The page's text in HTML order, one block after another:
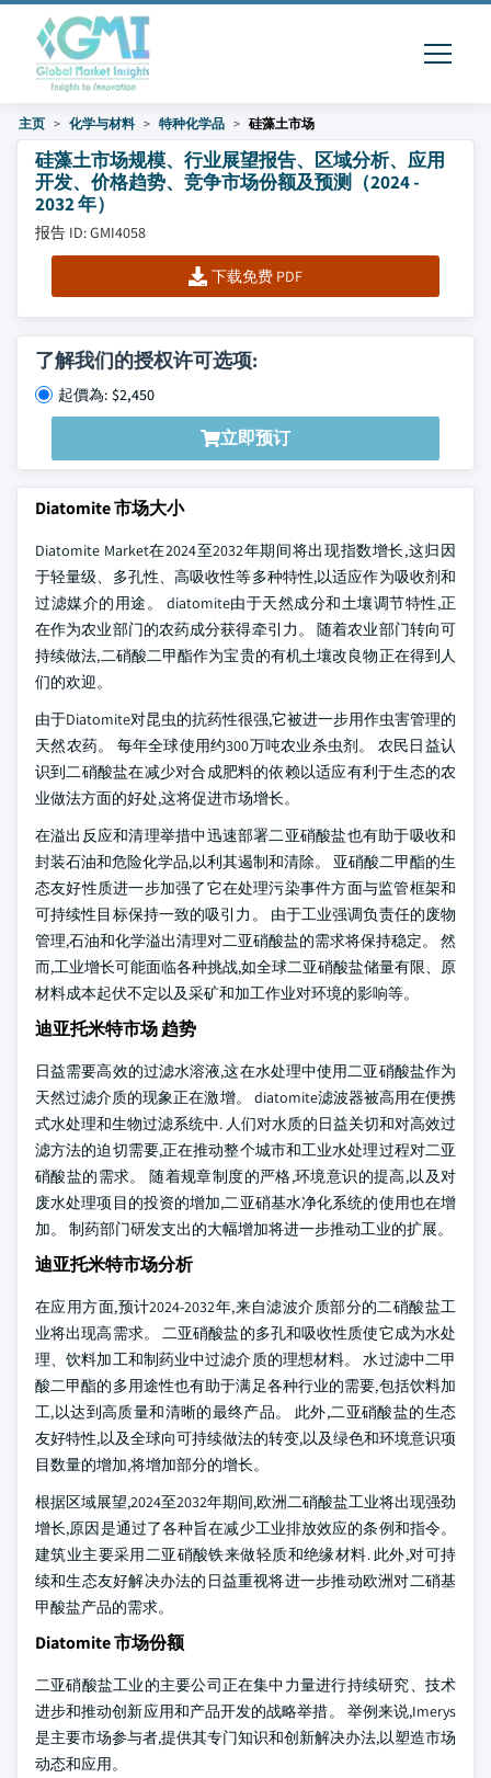
主页 化学与材料 特种化学品 硅藻土市场
硅藻土市场规模、行业展望报告、区域分析、应用
开发、价格趋势、竞争市场份额及预测（2024 -
2032 年）
报告 ID: GMI4058
下载免费 PDF
了解我们的授权许可选项:
起價為: $2,450
立即预订
Diatomite 市场大小
Diatomite Market在2024至2032年期间将出现指数增长,这归因
于轻量级、多孔性、高吸收性等多种特性,以适应作为吸收剂和
过滤媒介的用途。 diatomite由于天然成分和土壤调节特性,正
在作为农业部门的农药成分获得牵引力。 随着农业部门转向可
持续做法,二硝酸二甲酯作为宝贵的有机土壤改良物正在得到人
们的欢迎。
由于Diatomite对昆虫的抗药性很强,它被进一步用作虫害管理的
天然农药。 每年全球使用约300万吨农业杀虫剂。 农民日益认
识到二硝酸盐在减少对合成肥料的依赖以适应有利于生态的农
业做法方面的好处,这将促进市场增长。
在溢出反应和清理举措中迅速部署二亚硝酸盐也有助于吸收和
封装石油和危险化学品,以利其遏制和清除。 亚硝酸二甲酯的生
态友好性质进一步加强了它在处理污染事件方面与监管框架和
可持续性目标保持一致的吸引力。 由于工业强调负责任的废物
管理,石油和化学溢出清理对二亚硝酸盐的需求将保持稳定。 然
而,工业增长可能面临各种挑战,如全球二亚硝酸盐储量有限、原
材料成本起伏不定以及采矿和加工作业对环境的影响等。
迪亚托米特市场 趋势
日益需要高效的过滤水溶液,这在水处理中使用二亚硝酸盐作为
天然过滤介质的现象正在激增。 diatomite滤波器被高用在便携
式水处理和生物过滤系统中. 人们对水质的日益关切和对高效过
滤方法的迫切需要,正在推动整个城市和工业水处理过程对二亚
硝酸盐的需求。 随着规章制度的严格,环境意识的提高,以及对
废水处理项目的投资的增加,二亚硝基水净化系统的使用也在增
加。 制药部门研发支出的大幅增加将进一步推动工业的扩展。
迪亚托米特市场分析
在应用方面,预计2024-2032年,来自滤波介质部分的二硝酸盐工
业将出现高需求。 二亚硝酸盐的多孔和吸收性质使它成为水处
理、饮料加工和制药业中过滤介质的理想材料。 水过滤中二甲
酸二甲酯的多用途性也有助于满足各种行业的需要,包括饮料加
工,以达到高质量和清晰的最终产品。 此外,二亚硝酸盐的生态
友好特性,以及全球向可持续做法的转变,以及绿色和环境意识项
目数量的增加,将增加部分的增长。
根据区域展望,2024至2032年期间,欧洲二硝酸盐工业将出现强劲
增长,原因是通过了各种旨在减少工业排放效应的条例和指令。
建筑业主要采用二亚硝酸铁来做轻质和绝缘材料. 此外,对可持
续和生态友好解决办法的日益重视将进一步推动欧洲对二硝基
甲酸盐产品的需求。
Diatomite 市场份额
二亚硝酸盐工业的主要公司正在集中力量进行持续研究、技术
进步和推动创新应用和产品开发的战略举措。 举例来说,Imerys
是主要市场参与者,提供其专门知识和创新解决办法,以塑造市场
动态和应用。